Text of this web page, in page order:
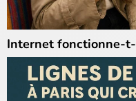
Internet fonctionne-